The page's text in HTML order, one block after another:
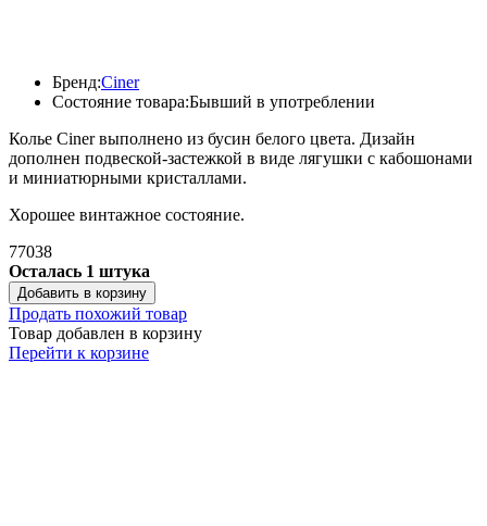
Состояние товара:Бывший в употреблении
Бренд:Ciner
Колье Ciner выполнено из бусин белого цвета. Дизайн
дополнен подвеской-застежкой в виде лягушки с кабошонами
и миниатюрными кристаллами.
Хорошее винтажное состояние.
77038
Осталась 1 штука
Добавить в корзину
Продать похожий товар
Товар добавлен в корзину
Перейти к корзине